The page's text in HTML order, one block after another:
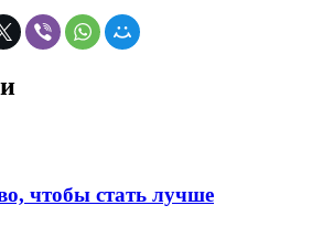
чтобы стать лучше